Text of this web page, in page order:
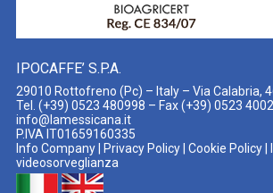
IPOCAFFE’ S.P.A.
29010 Rottofreno (Pc) – Italy – Via Calabria,
Tel. (+39) 0523 480998 – Fax (+39) 0523
info@lamessicana.it
P.IVA IT01659160335​​
Info Company| Privacy Policy| Cookie Policy|
videosorveglianza